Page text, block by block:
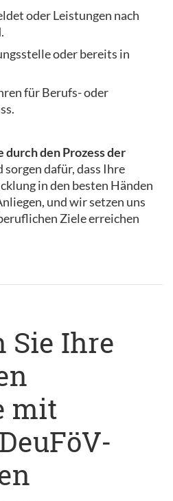
oder Leistungen nach
oder bereits in
für Berufs- oder
den Prozess der
sorgen dafür, dass Ihre
in den besten Händen
und wir setzen uns
Ziele erreichen
Sie Ihre
mit